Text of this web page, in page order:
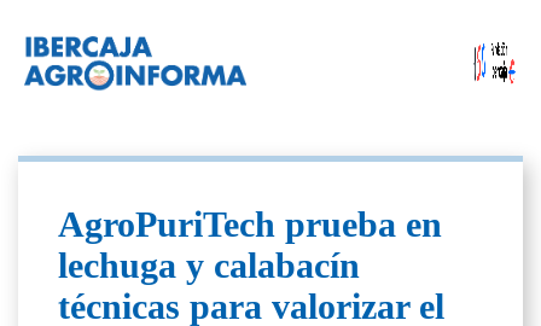
AgroPuriTech prueba en
lechuga y calabacín
técnicas para valorizar el